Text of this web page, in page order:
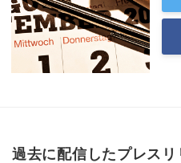
過去に配信したプレスリ
Japanese